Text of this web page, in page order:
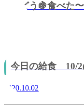
ぶどう🍇食べた
今日の給食 10/
2020.10.02